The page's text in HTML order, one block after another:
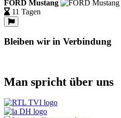
FORD Mustang
11 Tagen
Bleiben wir in Verbindung
Man spricht über uns